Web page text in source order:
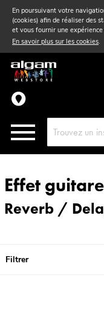
En poursuivant votre
(cookies) afin de réaliser des
et vous fournir une
En savoir plus sur les cookies.
Vent& Violon
Accessoires
Pièces détachées
Effet guitare
Reverb /
Filtrer